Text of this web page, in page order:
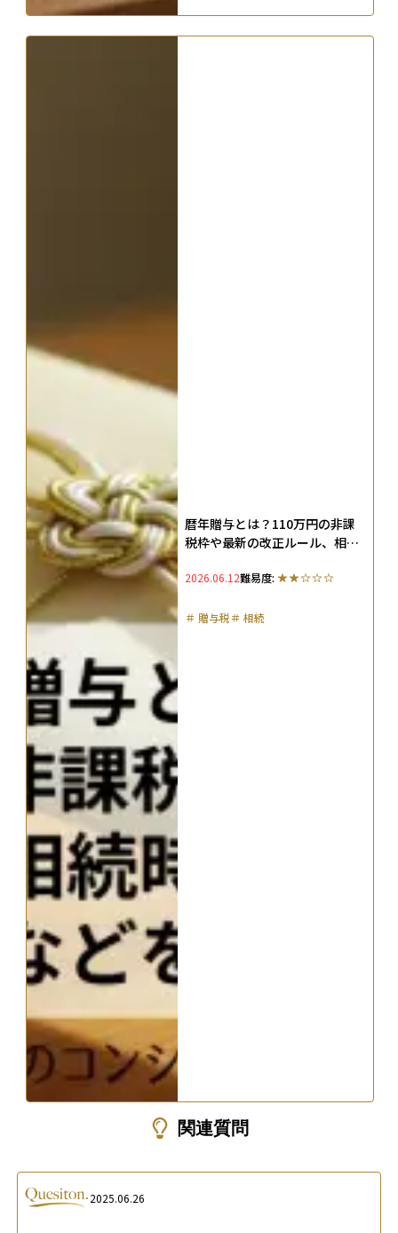
暦年贈与とは？110万円の非課
税枠や最新の改正ルール、相続
解説
2026.06.12難易度:
＃ 贈与税＃ 相続
関連質問
2025.06.26